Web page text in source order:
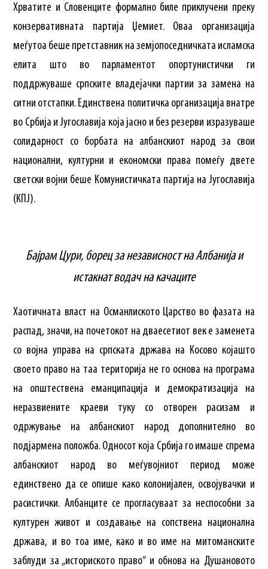
Хрватите и Словенците формално биле приклучени преку
конзервативната партија Џемиет. Оваа организација
меѓутоа беше претставник на земјопоседничката исламска
елита што во парламентот опортунистички ги
поддржуваше српските владејачки партии за замена на
ситни отстапки. Единствена политичка организација внатре
во Србија и Југославија која јасно и без резерви изразуваше
солидарност со борбата на албанскиот народ за свои
национални, културни и економски права помеѓу двете
светски војни беше Комунистичката партија на Југославија
(КПЈ).
Бајрам Цури, борец за независност на Албанија и
истакнат водач на качаците
Хаотичната власт на Османлиското Царство во фазата на
распад, значи, на почетокот на дваесетиот век е заменета
со војна управа на српската држава на Косово којашто
своето право на таа територија не го основа на програма
на општествена еманципација и демократизација на
неразвиените краеви туку со отворен расизам и
одржување на албанскиот народ дополнително во
подјармена положба. Односот која Србија го имаше спрема
албанскиот народ во меѓувојниот период може
единствено да се опише како колонијален, освојувачки и
расистички. Албанците се прогласуваат за неспособни за
културен живот и создавање на сопствена национална
држава, и во тоа име, како и во име на митоманските
заблуди за „историското право“ и обнова на Душановото